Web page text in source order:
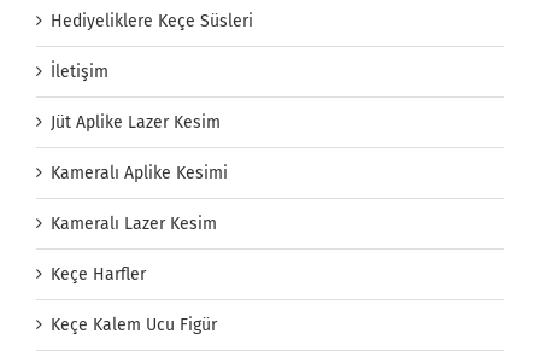
Hediyeliklere Keçe Süsleri
İletişim
Jüt Aplike Lazer Kesim
Kameralı Aplike Kesimi
Kameralı Lazer Kesim
Keçe Harfler
Keçe Kalem Ucu Figür